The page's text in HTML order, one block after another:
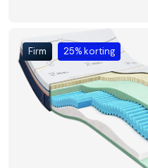
Firm 25% korting